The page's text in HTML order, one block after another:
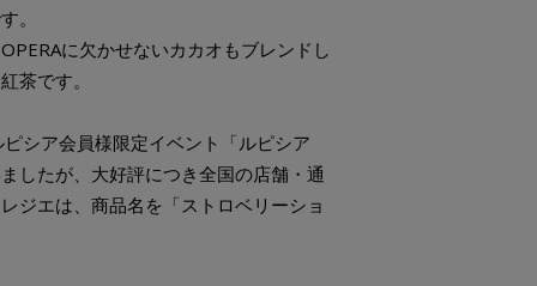
。
に欠かせないカカオもブレンドし
茶です。
シア会員様限定イベント「ルピシア
したが、大好評につき全国の店舗・通
ジエは、商品名を「ストロベリーショ